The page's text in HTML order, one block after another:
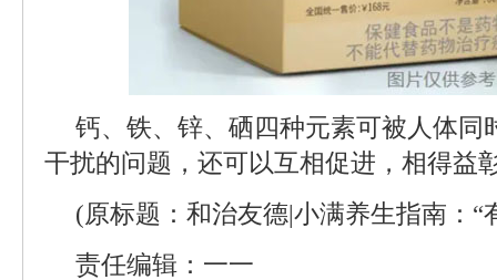
钙、铁、锌、硒四种元素可被人体同
干扰的问题，还可以互相促进，相得益
(原标题：和治友德|小满养生指南：“
责任编辑：一一